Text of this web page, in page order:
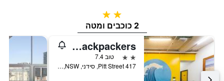
2 כוכבים
2 כוכבים ומטה
Maze Backpackers
2 כוכבים
טוב 7.4
417 Pitt Street, סידני, NSW, אוסטרליה